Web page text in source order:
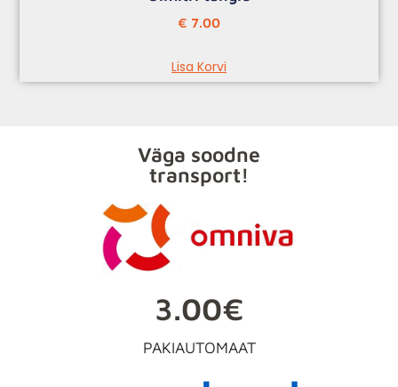
€ 7.00
Lisa Korvi
Väga soodne
transport!
3.00€
PAKIAUTOMAAT